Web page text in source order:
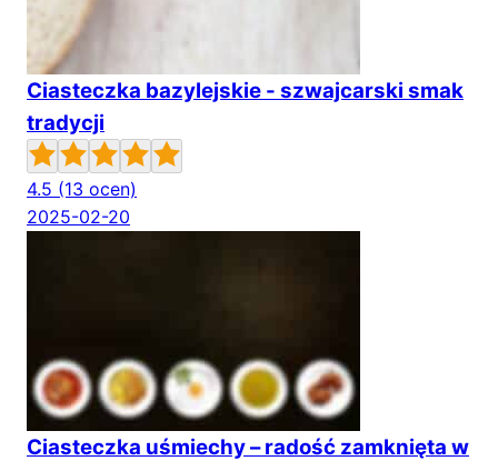
Ciasteczka bazylejskie - szwajcarski smak
tradycji
4.5 (13 ocen)
2025-02-20
Ciasteczka uśmiechy – radość zamknięta w